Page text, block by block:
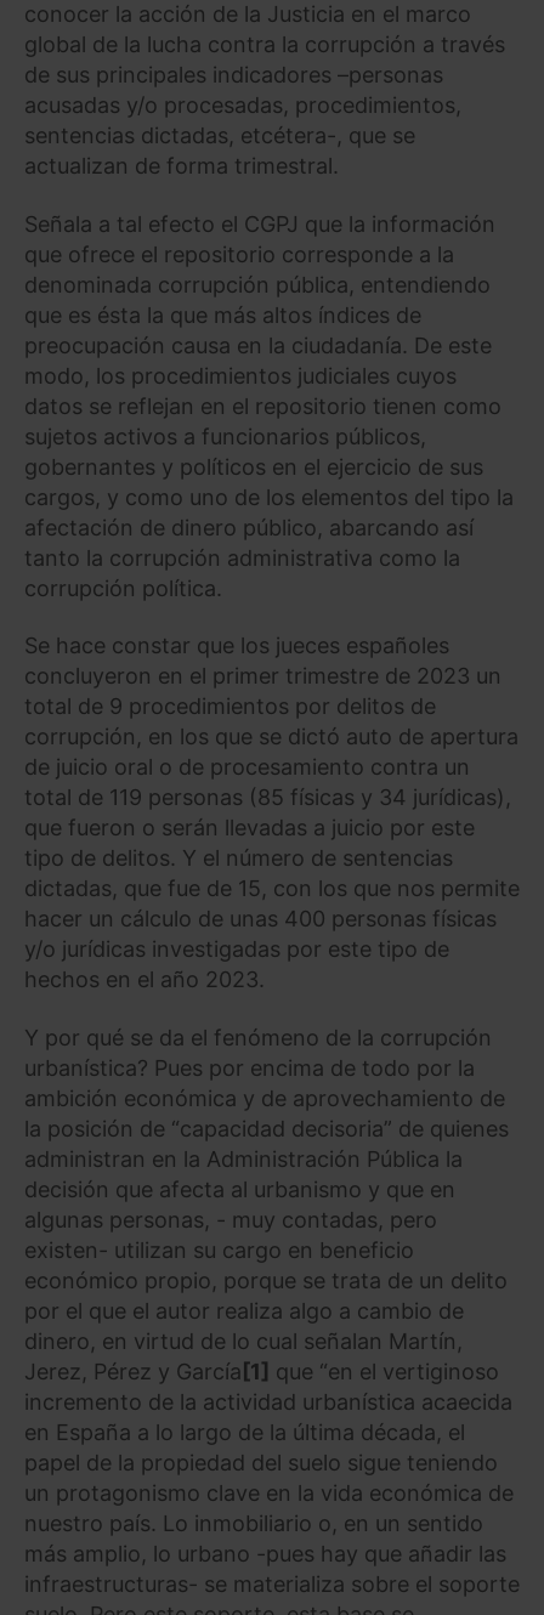
conocer la acción de la Justicia en el marco
global de la lucha contra la corrupción a través
de sus principales indicadores –personas
acusadas y/o procesadas, procedimientos,
sentencias dictadas, etcétera-, que se
actualizan de forma trimestral.
Señala a tal efecto el CGPJ que la información
que ofrece el repositorio corresponde a la
denominada corrupción pública, entendiendo
que es ésta la que más altos índices de
preocupación causa en la ciudadanía. De este
modo, los procedimientos judiciales cuyos
datos se reflejan en el repositorio tienen como
sujetos activos a funcionarios públicos,
gobernantes y políticos en el ejercicio de sus
cargos, y como uno de los elementos del tipo la
afectación de dinero público, abarcando así
tanto la corrupción administrativa como la
corrupción política.
Se hace constar que los jueces españoles
concluyeron en el primer trimestre de 2023 un
total de 9 procedimientos por delitos de
corrupción, en los que se dictó auto de apertura
de juicio oral o de procesamiento contra un
total de 119 personas (85 físicas y 34 jurídicas),
que fueron o serán llevadas a juicio por este
tipo de delitos. Y el número de sentencias
dictadas, que fue de 15, con los que nos permite
hacer un cálculo de unas 400 personas físicas
y/o jurídicas investigadas por este tipo de
hechos en el año 2023.
Y por qué se da el fenómeno de la corrupción
urbanística? Pues por encima de todo por la
ambición económica y de aprovechamiento de
la posición de “capacidad decisoria” de quienes
administran en la Administración Pública la
decisión que afecta al urbanismo y que en
algunas personas, - muy contadas, pero
existen- utilizan su cargo en beneficio
económico propio, porque se trata de un delito
por el que el autor realiza algo a cambio de
dinero, en virtud de lo cual señalan Martín,
Jerez, Pérez y García [1] que “en el vertiginoso
incremento de la actividad urbanística acaecida
en España a lo largo de la última década, el
papel de la propiedad del suelo sigue teniendo
un protagonismo clave en la vida económica de
nuestro país. Lo inmobiliario o, en un sentido
más amplio, lo urbano -pues hay que añadir las
infraestructuras- se materializa sobre el soporte